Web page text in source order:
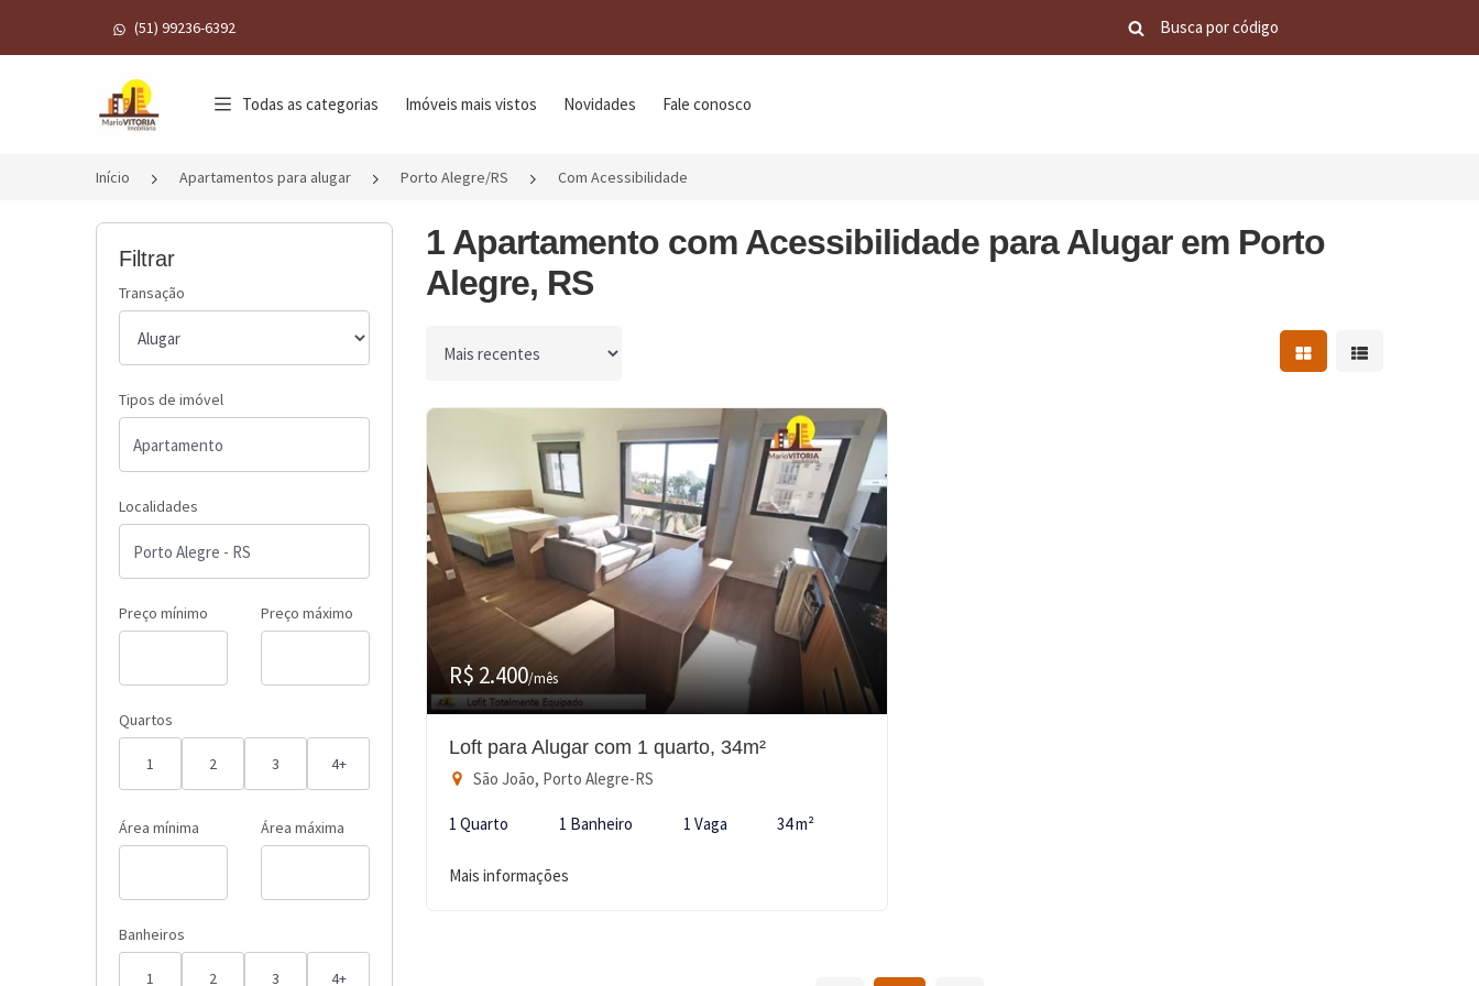
(51) 99236-6392
Página inicial
Todas as categorias Imóveis mais vistos Novidades Fale conosco
Início Apartamentos para alugar Porto Alegre/RS Com Acessibilidade
Filtrar
Transação
Tipos de imóvel
Localidades
Preço mínimo Preço máximo
Quartos
1 2 3 4+
Área mínima Área máxima
Banheiros
1 2 3 4+
1 Apartamento com Acessibilidade para Alugar em Porto
Alegre, RS
Ordenar por Mostrar resultados em
Mostrar
R$ 2.400/mês
Loft para Alugar com 1 quarto, 34m²
São João, Porto Alegre-RS
1 Quarto 1 Banheiro 1 Vaga 34 m²
Mais informações